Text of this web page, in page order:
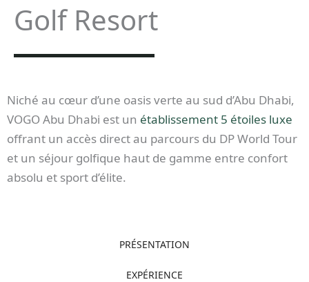
Golf Resort
Niché au cœur d’une oasis verte au sud d’Abu Dhabi,
VOGO Abu Dhabi est un établissement 5 étoiles luxe
offrant un accès direct au parcours du DP World Tour
et un séjour golfique haut de gamme entre confort
absolu et sport d’élite.
PRÉSENTATION
EXPÉRIENCE